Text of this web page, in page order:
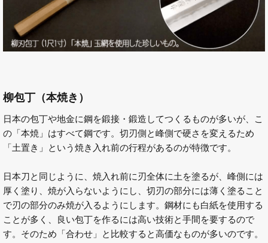
柳包丁（本焼き）
日本の包丁や地金に鋼を鍛接・鍛造してつくるものが多いが、こ
の「本焼」はすべて鋼です。切刃側と峰側で硬さを変えるため
「土置き」という焼き入れ前の行程があるのが特徴です。
日本刀と同じように、焼入れ前に刃全体に土を塗るが、峰側には
厚く塗り、焼が入らないようにし、切刃の部分には薄く塗ること
で刃の部分のみ焼が入るようにします。鋼材にも白紙を使用する
ことが多く、良い包丁を作るには高い技術と手間を要するので
す。そのため「合わせ」と比較すると高価なものが多いのです。